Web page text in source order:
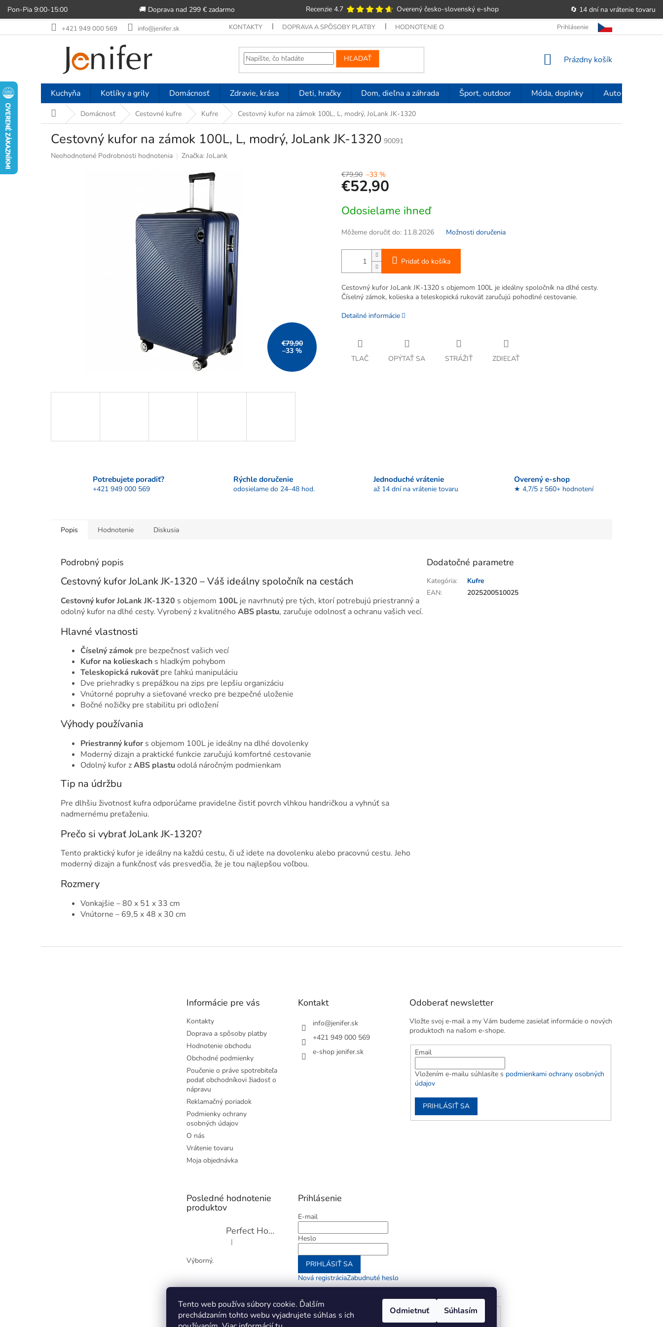
Pon-Pia 9:00-15:00 🚚 Doprava nad 299 € zadarmo Recenzie 4.7 Overený česko-slovenský e‑shop 🔄 14 dní na vrátenie tovaru
Tento web používa súbory cookie. Ďalším
prechádzaním tohto webu vyjadrujete súhlas s ich
Odmietnuť Súhlasím
na
+421 949 000 569 info@jenifer.sk KONTAKTY DOPRAVA A SPÔSOBY PLATBY HODNOTENIE OBCHODU OBCHODNÉ PODMIENKY POUČENIE O PRÁVE
Prihlásenie
HĽADAŤ
NÁKUPNÝ
Prázdny košík
Kuchyňa Kotlíky a grily Domácnosť Zdravie, krása Deti, hračky Dom, dieľna a záhrada Šport, outdoor Móda, doplnky Auto-moto
DomovDomácnosť Cestovné kufre Kufre Cestovný kufor na zámok 100L, L, modrý, JoLank JK-1320
Cestovný kufor na zámok 100L, L, modrý, JoLank JK-1320 90091
Priemerné
Neohodnotené Podrobnosti hodnotenia Značka: JoLank
€79,90
–33 %
€79,90 –33 %
€52,90
cena:
Odosielame ihneď
Môžeme doručiť do: 11.8.2026 Možnosti doručenia
Pridať do košíka
Cestovný kufor JoLank JK-1320 s objemom 100L je ideálny spoločník na dlhé cesty.
Číselný zámok, kolieska a teleskopická rukoväť zaručujú pohodlné cestovanie.
Detailné informácie
TLAČ OPÝTAŤ SA STRÁŽIŤ ZDIEĽAŤ
Potrebujete poradiť?
+421 949 000 569
Rýchle doručenie
odosielame do 24–48 hod.
Jednoduché vrátenie
až 14 dní na vrátenie tovaru
Overený e-shop
★ 4,7/5 z 560+ hodnotení
Popis Hodnotenie Diskusia
Podrobný popis
Cestovný kufor JoLank JK-1320 – Váš ideálny spoločník na cestách
Cestovný kufor JoLank JK-1320 s objemom 100L je navrhnutý pre tých, ktorí potrebujú priestranný a
odolný kufor na dlhé cesty. Vyrobený z kvalitného ABS plastu, zaručuje odolnosť a ochranu vašich vecí.
Hlavné vlastnosti
Číselný zámok pre bezpečnosť vašich vecí
Kufor na kolieskach s hladkým pohybom
Teleskopická rukoväť pre ľahkú manipuláciu
Dve priehradky s prepážkou na zips pre lepšiu organizáciu
Vnútorné popruhy a sieťované vrecko pre bezpečné uloženie
Bočné nožičky pre stabilitu pri odložení
Výhody používania
Priestranný kufor s objemom 100L je ideálny na dlhé dovolenky
Moderný dizajn a praktické funkcie zaručujú komfortné cestovanie
Odolný kufor zABS plastuodolá náročným podmienkam
Tip na údržbu
Pre dlhšiu životnosť kufra odporúčame pravidelne čistiť povrch vlhkou handričkou a vyhnúť sa
nadmernému preťaženiu.
Prečo si vybrať JoLank JK-1320?
Tento praktický kufor je ideálny na každú cestu, či už idete na dovolenku alebo pracovnú cestu. Jeho
moderný dizajn a funkčnosť vás presvedčia, že je tou najlepšou voľbou.
Rozmery
Vonkajšie – 80 x 51 x 33 cm
Vnútorne – 69,5 x 48 x 30 cm
Dodatočné parametre
Kategória:
Kufre
EAN: 2025200510025
Informácie pre vás
Kontakty
Doprava a spôsoby platby
Hodnotenie obchodu
Obchodné podmienky
Poučenie o práve spotrebiteľa
podať obchodníkovi žiadosť o
nápravu
Reklamačný poriadok
Podmienky ochrany
osobných údajov
O nás
Vrátenie tovaru
Moja objednávka
Kontakt
info@jenifer.sk
+421 949 000 569
e-shop jenifer.sk
Odoberať newsletter
Vložte svoj e-mail a my Vám budeme zasielať informácie o nových
produktoch na našom e-shope.
Email
Vložením e-mailu súhlasíte s podmienkami ochrany osobných
údajov
PRIHLÁSIŤ SA
Posledné hodnotenie
produktov
Perfect Home Tĺčik na mäso so sekáčikom, 56893
Hodnotenie produktu je 5 z 5 hviezdičiek.
|
Výborný.
Prihlásenie
E-mail
Heslo
PRIHLÁSIŤ SA
Nová registráciaZabudnuté heslo
alebo